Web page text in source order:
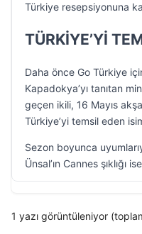
Türkiye resepsiyonuna
TÜRKİYE’Yİ
Daha önce Go Türkiye
Kapadokya’yı tanıtan
geçen ikili, 16 Mayıs
Türkiye’yi temsil eden
Sezon boyunca
Ünsal’ın Cannes şıklığı
1 yazı görüntüleniyor